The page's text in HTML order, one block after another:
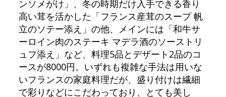
ンソメがけ」、冬の時期だけ入手できる香り
高い茸を活かした「フランス産茸のスープ 帆
立のソテー添え」の他、メインには「和牛サ
ーロイン肉のステーキ マデラ酒のソーストリ
ュフ添え」など、料理5品とデザート2品のコ
ースが8000円。いずれも複雑な手法は用いな
いフランスの家庭料理だが、盛り付けは繊細
で彩りなどにこだわっており、とても美し